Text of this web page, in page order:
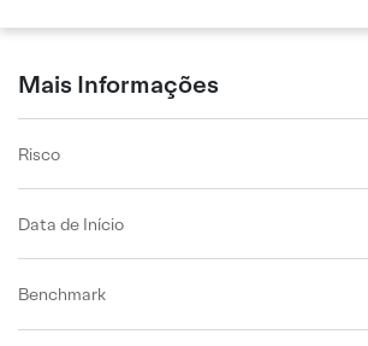
Mais Informações
Risco
Data de Início
Benchmark